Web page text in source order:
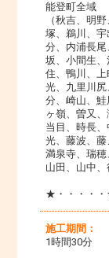
能登町全域
（秋吉、明
塚、鵜川、
分、内浦長
坂、小間生
住、鴨川、
光、九里川
分、崎山、
ヶ嶺、曽又、
当目、時長
光、藤波、藤
満泉寺、瑞穂
山田、山中、
★・・・・
施工期間：
1時間30分